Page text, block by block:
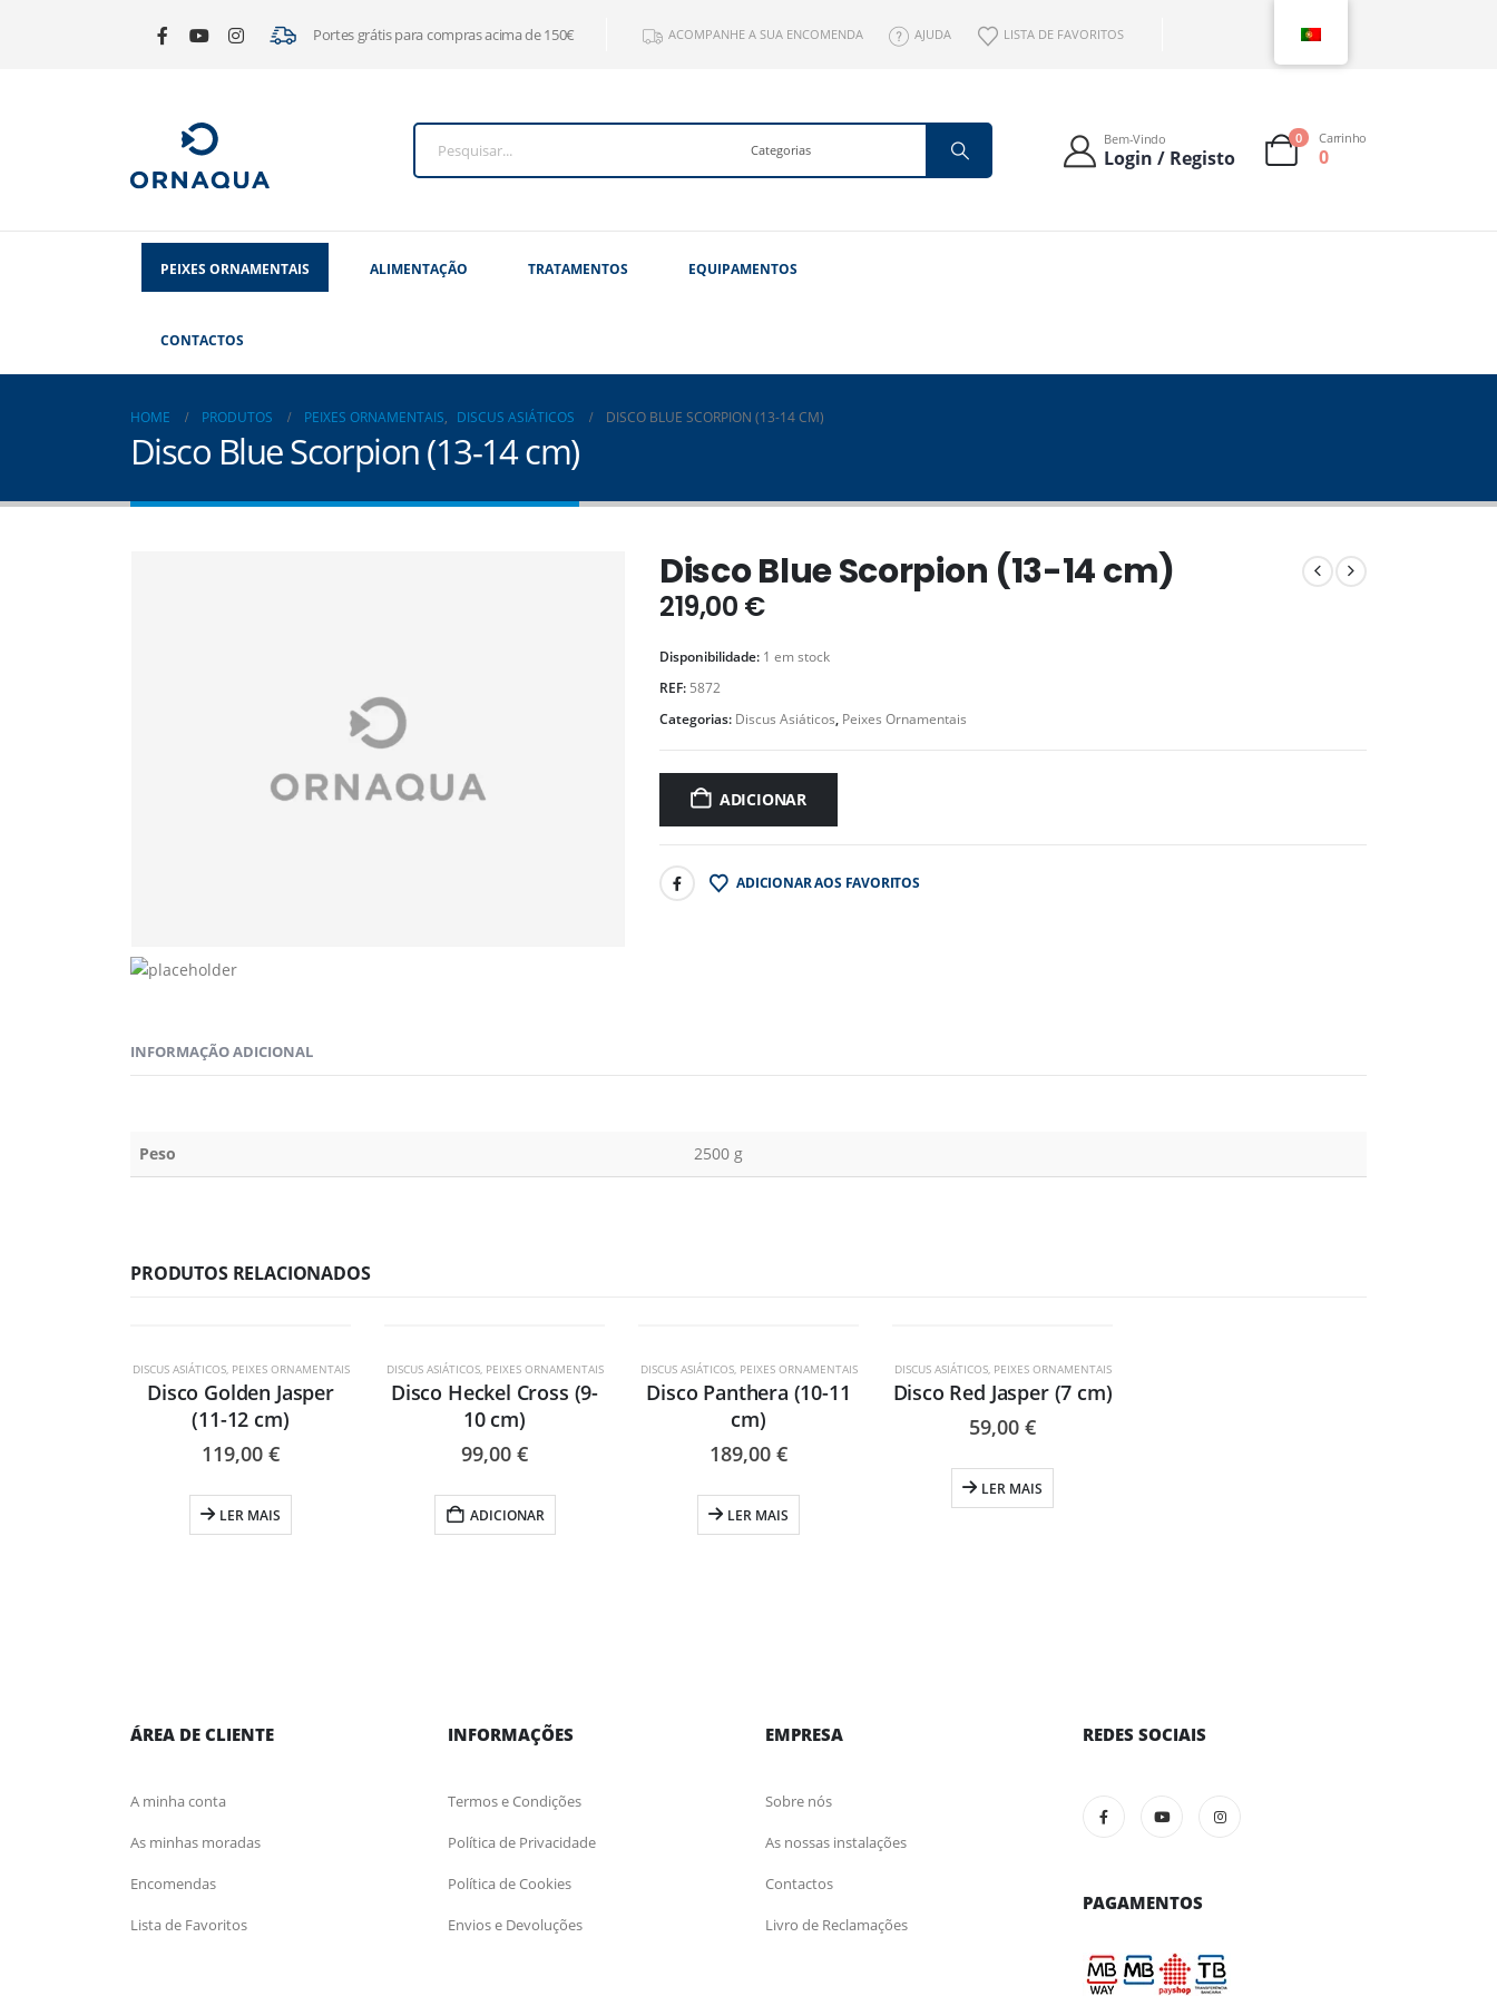
Portes grátis para compras acima de 150€ ACOMPANHE A SUA ENCOMENDA AJUDA LISTA DE FAVORITOS
Bem-Vindo
Login / Registo
0 Carrinho
0
PEIXES ORNAMENTAIS ALIMENTAÇÃO TRATAMENTOS EQUIPAMENTOS
CONTACTOS
HOME PRODUTOS PEIXES ORNAMENTAIS, DISCUS ASIÁTICOS DISCO BLUE SCORPION (13-14 CM)
Disco Blue Scorpion (13-14 cm)
Disco Blue Scorpion (13-14 cm)
219,00 €
Disponibilidade: 1 em stock
REF: 5872
Categorias: Discus Asiáticos, Peixes Ornamentais
ADICIONAR
ADICIONAR AOS FAVORITOS
INFORMAÇÃO ADICIONAL
Peso 2500 g
PRODUTOS RELACIONADOS
DISCUS ASIÁTICOS, PEIXES ORNAMENTAIS
Disco Golden Jasper
(11-12 cm)
119,00 €
LER MAIS
DISCUS ASIÁTICOS, PEIXES ORNAMENTAIS
Disco Heckel Cross (9-
10 cm)
99,00 €
ADICIONAR
DISCUS ASIÁTICOS, PEIXES ORNAMENTAIS
Disco Panthera (10-11
cm)
189,00 €
LER MAIS
DISCUS ASIÁTICOS, PEIXES ORNAMENTAIS
Disco Red Jasper (7 cm)
59,00 €
LER MAIS
ÁREA DE CLIENTE
A minha conta
As minhas moradas
Encomendas
Lista de Favoritos
INFORMAÇÕES
Termos e Condições
Política de Privacidade
Política de Cookies
Envios e Devoluções
EMPRESA
Sobre nós
As nossas instalações
Contactos
Livro de Reclamações
REDES SOCIAIS
PAGAMENTOS